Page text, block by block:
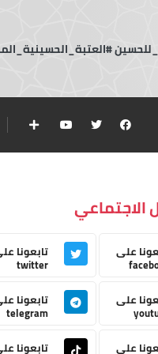
الاجتماعي
على تابعونا
twitter
على
تابعونا
telegram
على
تابعونا